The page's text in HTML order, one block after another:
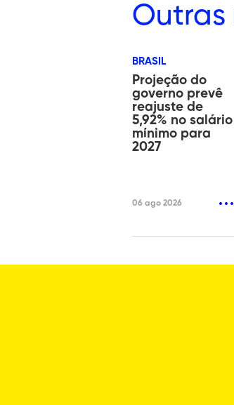
Outras
BRASIL
Projeção do
governo prevê
reajuste de
5,92% no salário
mínimo para
2027
06 ago 2026